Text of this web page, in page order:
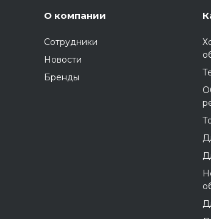
О компании
Сотрудники
Новости
Бренды